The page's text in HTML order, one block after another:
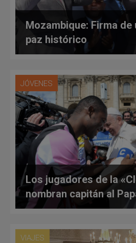
Mozambique: Firma de
paz histórico
JÓVENES
Los jugadores de la
nombran capitán al
VIAJES